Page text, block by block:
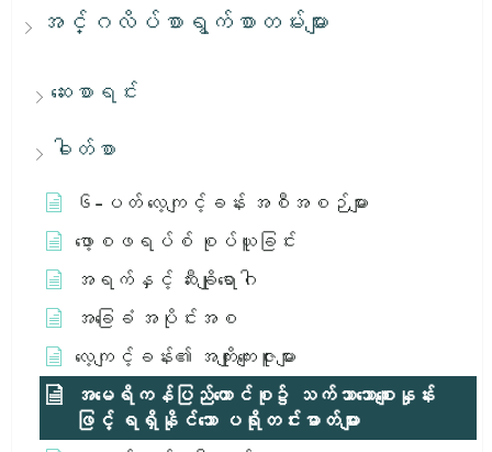
အင်္ဂလိပ်စာရွက်စာတမ်းများ
ဆေးစာရင်း
ဓါတ်စာ
၆-ပတ် လေ့ကျင့်ခန်း အစီအစဉ်များ
ဖော့စဖရပ်စ် စုပ်ယူခြင်း
အရက်နှင့် ဆီးချိုရောဂါ
အခြေခံ အပိုင်းအစ
လေ့ကျင့်ခန်း၏ အကျိုးကျေးဇူးများ
အမေရိကန်ပြည်ထောင်စု၌ သက်သာသောစျေးနှုန်း
ဖြင့် ရရှိနိုင်သော ပရိုတင်းဓာတ်များ